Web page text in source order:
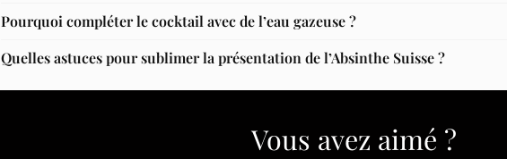
Pourquoi compléter le cocktail avec de l’eau gazeuse ?
Quelles astuces pour sublimer la présentation de l’Absinthe Suisse ?
Vous avez aimé ?